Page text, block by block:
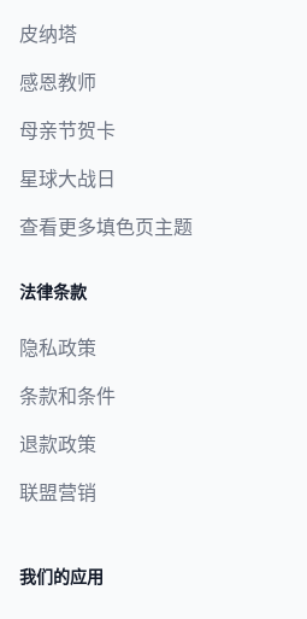
皮纳塔
感恩教师
母亲节贺卡
星球大战日
查看更多填色页主题
法律条款
隐私政策
条款和条件
退款政策
联盟营销
我们的应用